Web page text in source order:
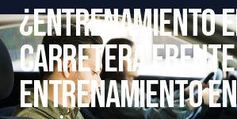
¿ENTRENAMIENTO
CARRETERA
ENTRENAMIENTO